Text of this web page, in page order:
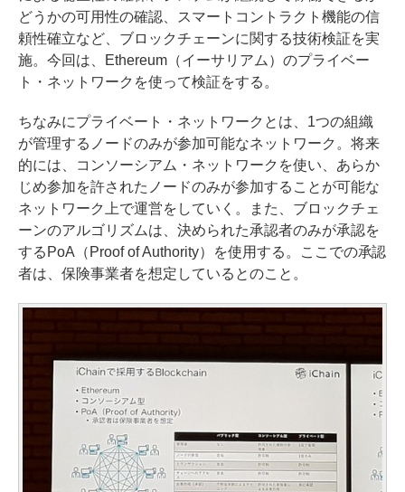
どうかの可用性の確認、スマートコントラクト機能の信
頼性確立など、ブロックチェーンに関する技術検証を実
施。今回は、Ethereum（イーサリアム）のプライベー
ト・ネットワークを使って検証をする。
ちなみにプライベート・ネットワークとは、1つの組織
が管理するノードのみが参加可能なネットワーク。将来
的には、コンソーシアム・ネットワークを使い、あらか
じめ参加を許されたノードのみが参加することが可能な
ネットワーク上で運営をしていく。また、ブロックチェ
ーンのアルゴリズムは、決められた承認者のみが承認を
するPoA（Proof of Authority）を使用する。ここでの承認
者は、保険事業者を想定しているとのこと。